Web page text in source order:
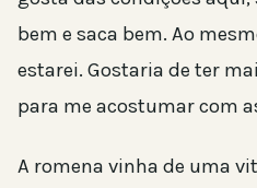
bem e saca bem. Ao
estarei. Gostaria de ter
para me acostumar com
A romena vinha de uma